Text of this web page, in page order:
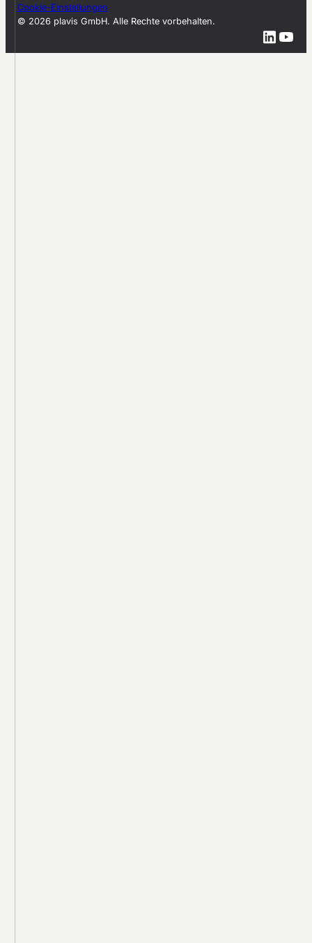
© 2026 plavis GmbH. Alle Rechte vorbehalten.
Cookie-Einstellungen